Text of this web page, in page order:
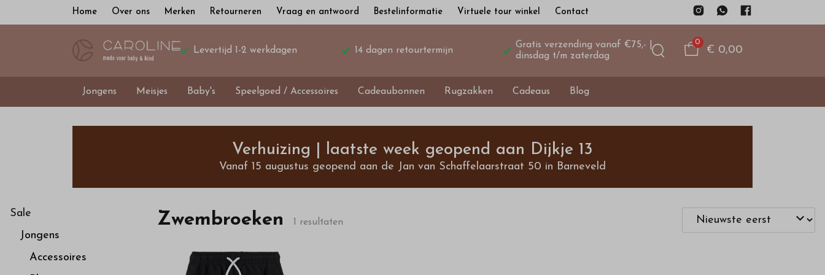
Home Over ons Merken Retourneren Vraag en antwoord Bestelinformatie Virtuele tour winkel Contact
Levertijd 1-2 werkdagen 14 dagen retourtermijn
Gratis verzending vanaf €75,- |
dinsdag t/m zaterdag
0
€ 0,00
Jongens Meisjes Baby's Speelgoed / Accessoires Cadeaubonnen Rugzakken Cadeaus Blog
Zwembroeken
Bestel
kinderkleding
van
Verhuizing | laatste week geopend aan Dijkje 13
Vanaf 15 augustus geopend aan de Jan van Schaffelaarstraat 50 in Barneveld
Sale
Jongens
Accessoires
Zwembroeken 1 resultaten